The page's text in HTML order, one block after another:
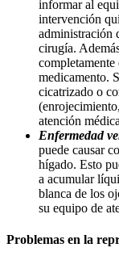
informar al
intervención
administración
cirugía.
completamente
medicamento.
cicatrizado o
atención
Enfermedad
puede causar
hígado. Esto
a acumular
blanca de los
su equipo de
Problemas en la